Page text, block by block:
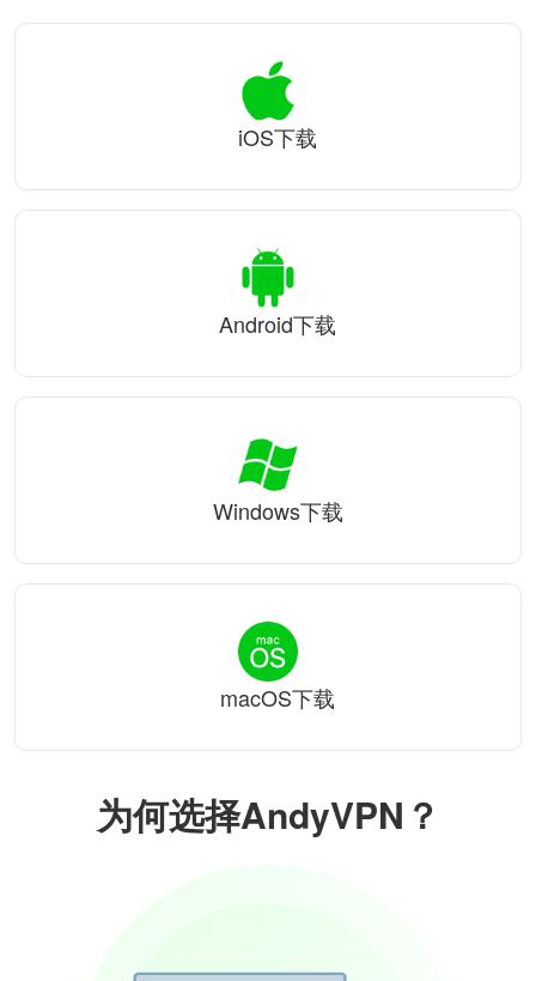
为何选择AndyVPN？
iOS下载
Android下载
Windows下载
macOS下载